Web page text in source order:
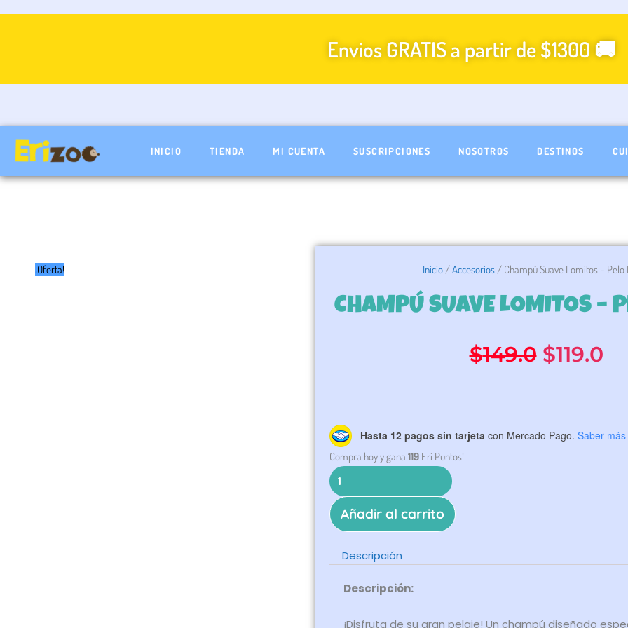
Envios GRATIS a partir de $1300 🚚
INICIO TIENDA MI CUENTA SUSCRIPCIONES NOSOTROS DESTINOS
¡Oferta! Inicio/Accesorios/ Champú Suave Lomitos – Pelo
CHAMPÚ SUAVE LOMITOS –
$149.0 El
original
$119.0El
Hasta 12 pagos sin tarjeta con Mercado Pago. Saber más
Compra hoy y gana 119 Eri Puntos!
Champú
Suave
Lomitos
-
Pelo
Largo
Añadir al carrito
Descripción
Descripción:
¡Disfruta de su gran pelaje! Un champú diseñado